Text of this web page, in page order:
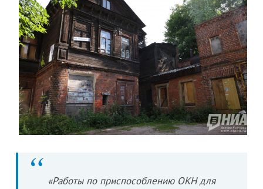
«Работы по приспособлению ОКН для